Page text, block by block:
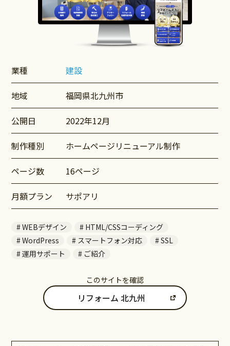
業種 建設
地域 福岡県北九州市
公開日 2022年12月
制作種別 ホームページリニューアル制作
ページ数 16ページ
月額プラン サポアリ
WEBデザイン
HTML/CSSコーディング
WordPress
スマートフォン対応
SSL
運用サポート
ご紹介
このサイトを確認
リフォーム 北九州